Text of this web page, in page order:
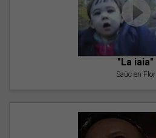
"La iaia"
Saüc en Flor